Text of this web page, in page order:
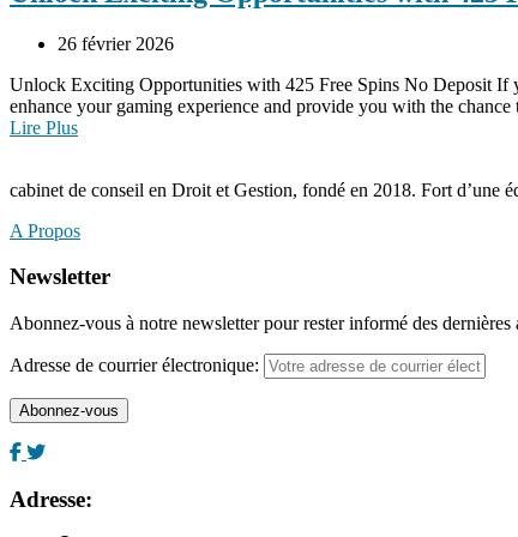
26 février 2026
Unlock Exciting Opportunities with 425 Free Spins No Deposit If
enhance your gaming experience and provide you with the
Lire Plus
cabinet de conseil en Droit et Gestion, fondé en 2018. Fort d’une
A Propos
Newsletter
Abonnez-vous à notre newsletter pour rester informé des dernières
Adresse de courrier électronique:
Adresse: